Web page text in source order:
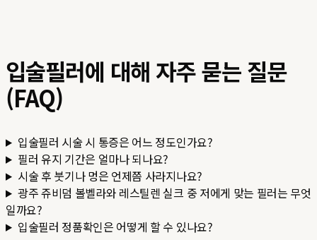
입술필러에 대해 자주 묻는 질문
(FAQ)
입술필러 시술 시 통증은 어느 정도인가요?
필러 유지 기간은 얼마나 되나요?
시술 후 붓기나 멍은 언제쯤 사라지나요?
광주 쥬비덤 볼벨라와 레스틸렌 실크 중 저에게 맞는 필러는 무엇
일까요?
입술필러 정품확인은 어떻게 할 수 있나요?